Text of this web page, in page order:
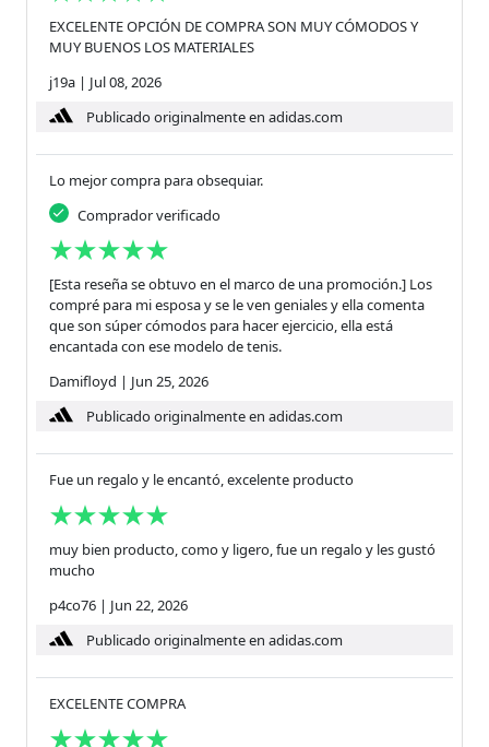
EXCELENTE OPCIÓN DE COMPRA SON MUY CÓMODOS Y
MUY BUENOS LOS MATERIALES
j19a | Jul 08, 2026
Publicado originalmente en adidas.com
Lo mejor compra para obsequiar.
Comprador verificado
[Esta reseña se obtuvo en el marco de una promoción.] Los
compré para mi esposa y se le ven geniales y ella comenta
que son súper cómodos para hacer ejercicio, ella está
encantada con ese modelo de tenis.
Damifloyd | Jun 25, 2026
Publicado originalmente en adidas.com
Fue un regalo y le encantó, excelente producto
muy bien producto, como y ligero, fue un regalo y les gustó
mucho
p4co76 | Jun 22, 2026
Publicado originalmente en adidas.com
EXCELENTE COMPRA